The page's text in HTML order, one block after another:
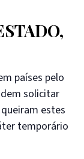
países pelo
solicitar
estes
temporário